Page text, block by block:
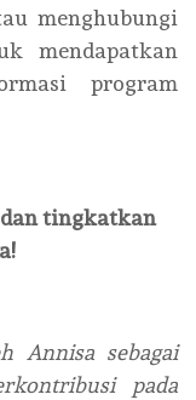
menghubungi
mendapatkan
program
tingkatkan
Annisa sebagai
pada